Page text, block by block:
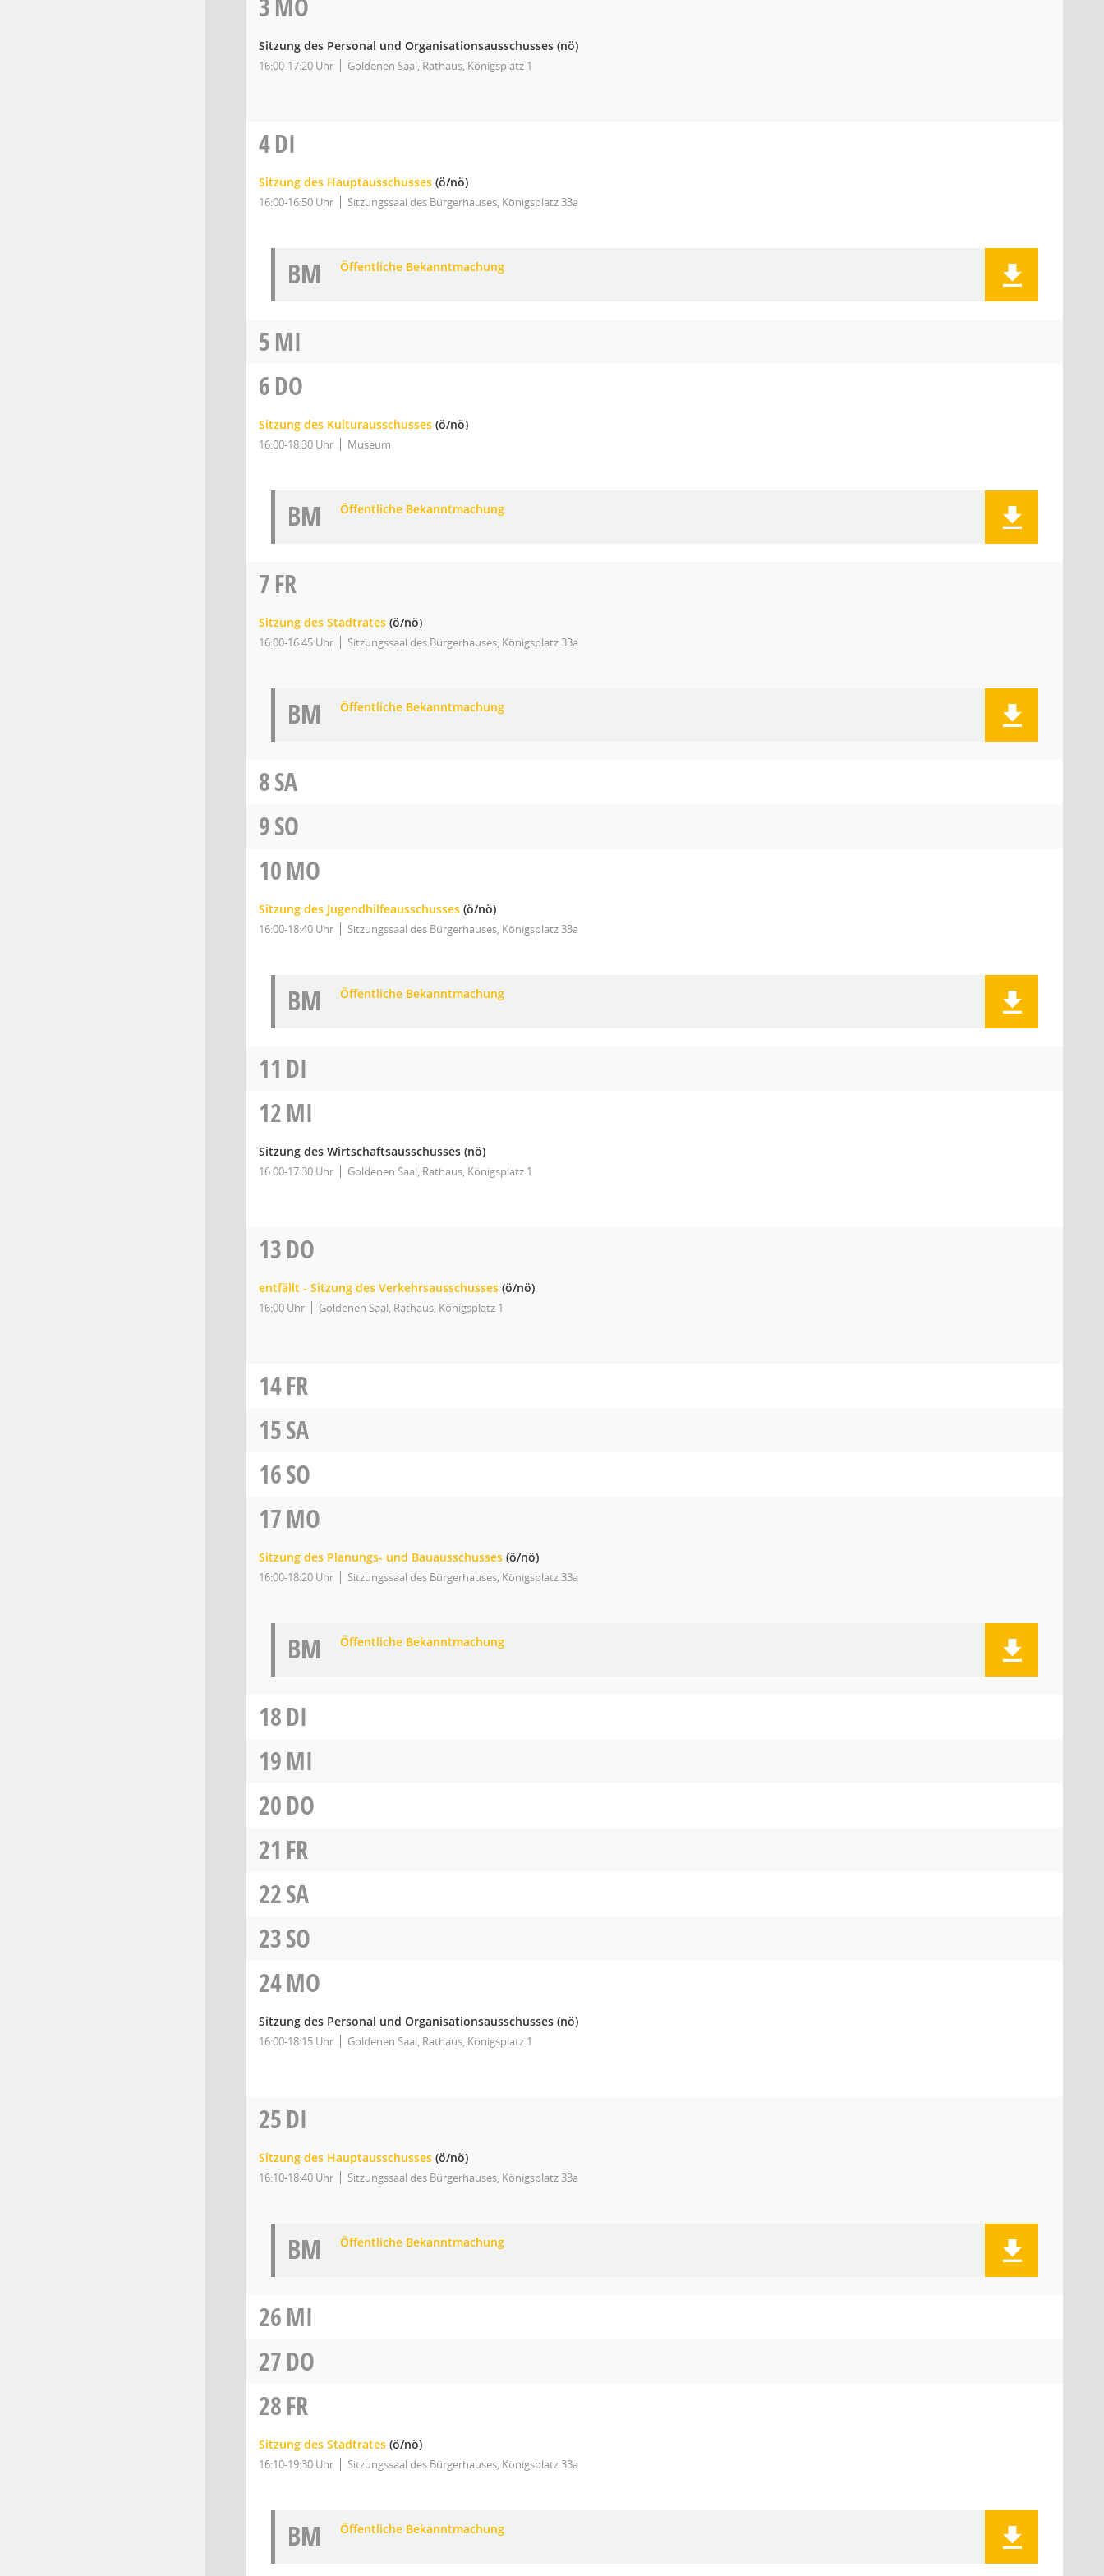
3 MO
Sitzung des Personal und Organisationsausschusses (nö)
16:00-17:20 Uhr Goldenen Saal, Rathaus, Königsplatz 1
4DI
Sitzung des Hauptausschusses (ö/nö)
16:00-16:50 Uhr Sitzungssaal des Bürgerhauses, Königsplatz 33a
BM Öffentliche Bekanntmachung
5MI
6DO
Sitzung des Kulturausschusses (ö/nö)
16:00-18:30 Uhr Museum
BM Öffentliche Bekanntmachung
7FR
Sitzung des Stadtrates (ö/nö)
16:00-16:45 Uhr Sitzungssaal des Bürgerhauses, Königsplatz 33a
BM Öffentliche Bekanntmachung
8SA
9SO
10MO
Sitzung des Jugendhilfeausschusses (ö/nö)
16:00-18:40 Uhr Sitzungssaal des Bürgerhauses, Königsplatz 33a
BM Öffentliche Bekanntmachung
11 DI
12MI
Sitzung des Wirtschaftsausschusses (nö)
16:00-17:30 Uhr Goldenen Saal, Rathaus, Königsplatz 1
13DO
entfällt - Sitzung des Verkehrsausschusses (ö/nö)
16:00 Uhr Goldenen Saal, Rathaus, Königsplatz 1
14FR
15SA
16SO
17MO
Sitzung des Planungs- und Bauausschusses (ö/nö)
16:00-18:20 Uhr Sitzungssaal des Bürgerhauses, Königsplatz 33a
BM Öffentliche Bekanntmachung
18DI
19MI
20DO
21 FR
22SA
23SO
24MO
Sitzung des Personal und Organisationsausschusses (nö)
16:00-18:15 Uhr Goldenen Saal, Rathaus, Königsplatz 1
25DI
Sitzung des Hauptausschusses (ö/nö)
16:10-18:40 Uhr Sitzungssaal des Bürgerhauses, Königsplatz 33a
BM Öffentliche Bekanntmachung
26MI
27DO
28FR
Sitzung des Stadtrates (ö/nö)
16:10-19:30 Uhr Sitzungssaal des Bürgerhauses, Königsplatz 33a
BM Öffentliche Bekanntmachung